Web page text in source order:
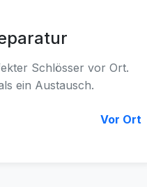
Schlösser vor Ort.
ein Austausch.
Vor Ort